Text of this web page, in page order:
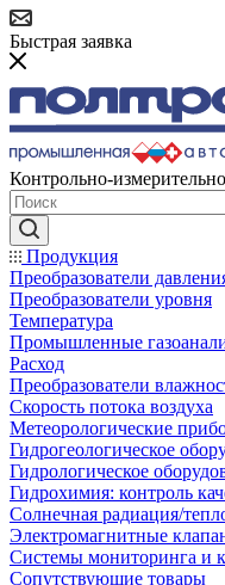
Быстрая заявка
Контрольно-
Продукция
Преобразователи
Преобразователи уровня
Температура
Промышленные
Расход
Преобразователи
Скорость потока воздуха
Метеорологические
Гидрогеологическое
Гидрологическое
Гидрохимия: контроль
Солнечная радиация/
Электромагнитные
Системы мониторинга и
Сопутствующие товары